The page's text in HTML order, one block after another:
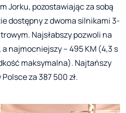
Jorku, pozostawiając za sobą
dostępny z dwoma silnikami 3-
Najsłabszy pozwoli na
najmocniejszy – 495 KM (4,3 s
maksymalna). Najtańszy
za 387 500 zł.